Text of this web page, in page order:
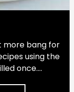
more bang for
using the
once….